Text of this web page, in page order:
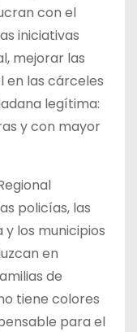
con el
iniciativas
mejorar las
en las cárceles
legítima:
y con mayor
policías, las
los municipios
en
de
tiene colores
para el